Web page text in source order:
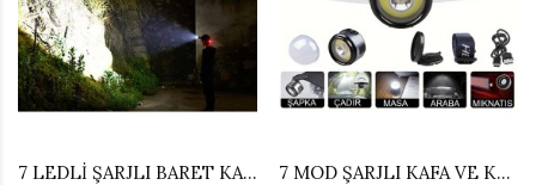
7 LEDLİ ŞARJLI BARET KAFA LAMBASI WATTON WT-701
7 MOD ŞARJLI KAFA VE KAMP LAMBASI WATTON WT-618